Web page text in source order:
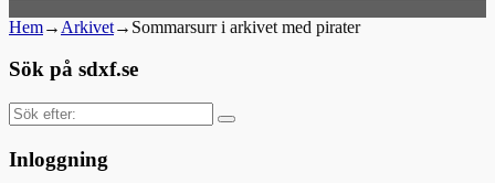
Hem→ Arkivet→ Sommarsurr i arkivet med pirater
Sök på sdxf.se
Sök
efter:
Inloggning